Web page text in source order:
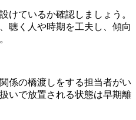
けているか確認しましょう。
聴く人や時期を工夫し、傾向
係の橋渡しをする担当者がい
いで放置される状態は早期離